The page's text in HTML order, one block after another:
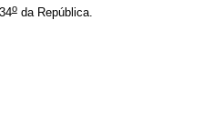
oda República.